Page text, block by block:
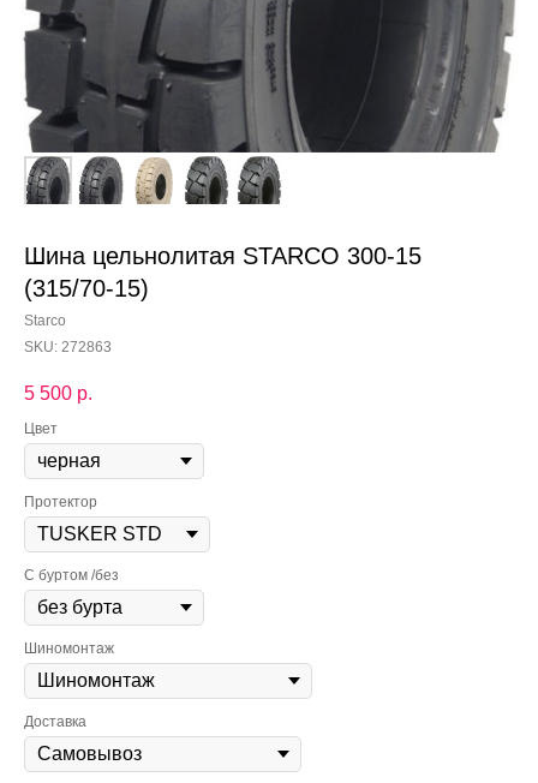
Шина цельнолитая STARCO 300-15
(315/70-15)
Starco
SKU: 272863
5 500 р.
Цвет
Протектор
С буртом /без
Шиномонтаж
Доставка